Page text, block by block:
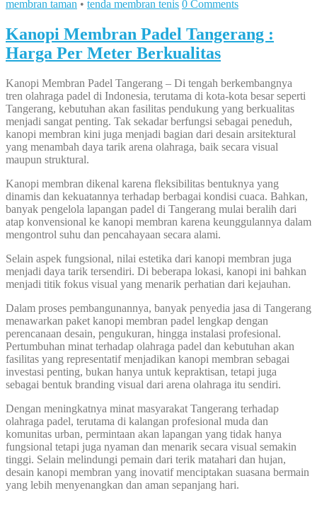
membran taman • tenda membran tenis 0 Comments
Kanopi Membran Padel Tangerang :
Harga Per Meter Berkualitas
Kanopi Membran Padel Tangerang – Di tengah berkembangnya
tren olahraga padel di Indonesia, terutama di kota-kota besar seperti
Tangerang, kebutuhan akan fasilitas pendukung yang berkualitas
menjadi sangat penting. Tak sekadar berfungsi sebagai peneduh,
kanopi membran kini juga menjadi bagian dari desain arsitektural
yang menambah daya tarik arena olahraga, baik secara visual
maupun struktural.
Kanopi membran dikenal karena fleksibilitas bentuknya yang
dinamis dan kekuatannya terhadap berbagai kondisi cuaca. Bahkan,
banyak pengelola lapangan padel di Tangerang mulai beralih dari
atap konvensional ke kanopi membran karena keunggulannya dalam
mengontrol suhu dan pencahayaan secara alami.
Selain aspek fungsional, nilai estetika dari kanopi membran juga
menjadi daya tarik tersendiri. Di beberapa lokasi, kanopi ini bahkan
menjadi titik fokus visual yang menarik perhatian dari kejauhan.
Dalam proses pembangunannya, banyak penyedia jasa di Tangerang
menawarkan paket kanopi membran padel lengkap dengan
perencanaan desain, pengukuran, hingga instalasi profesional.
Pertumbuhan minat terhadap olahraga padel dan kebutuhan akan
fasilitas yang representatif menjadikan kanopi membran sebagai
investasi penting, bukan hanya untuk kepraktisan, tetapi juga
sebagai bentuk branding visual dari arena olahraga itu sendiri.
Dengan meningkatnya minat masyarakat Tangerang terhadap
olahraga padel, terutama di kalangan profesional muda dan
komunitas urban, permintaan akan lapangan yang tidak hanya
fungsional tetapi juga nyaman dan menarik secara visual semakin
tinggi. Selain melindungi pemain dari terik matahari dan hujan,
desain kanopi membran yang inovatif menciptakan suasana bermain
yang lebih menyenangkan dan aman sepanjang hari.